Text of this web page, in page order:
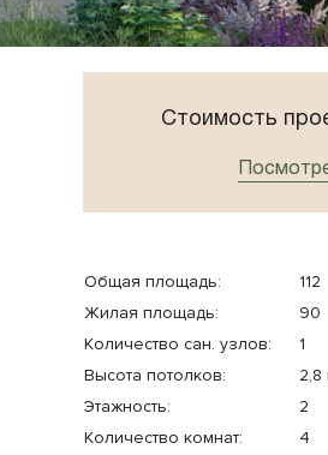
Стоимость
Общая площадь:
112
Жилая площадь:
90
Количество cан. узлов:
1
Высота потолков:
2,8
Этажность:
2
Количество комнат:
4